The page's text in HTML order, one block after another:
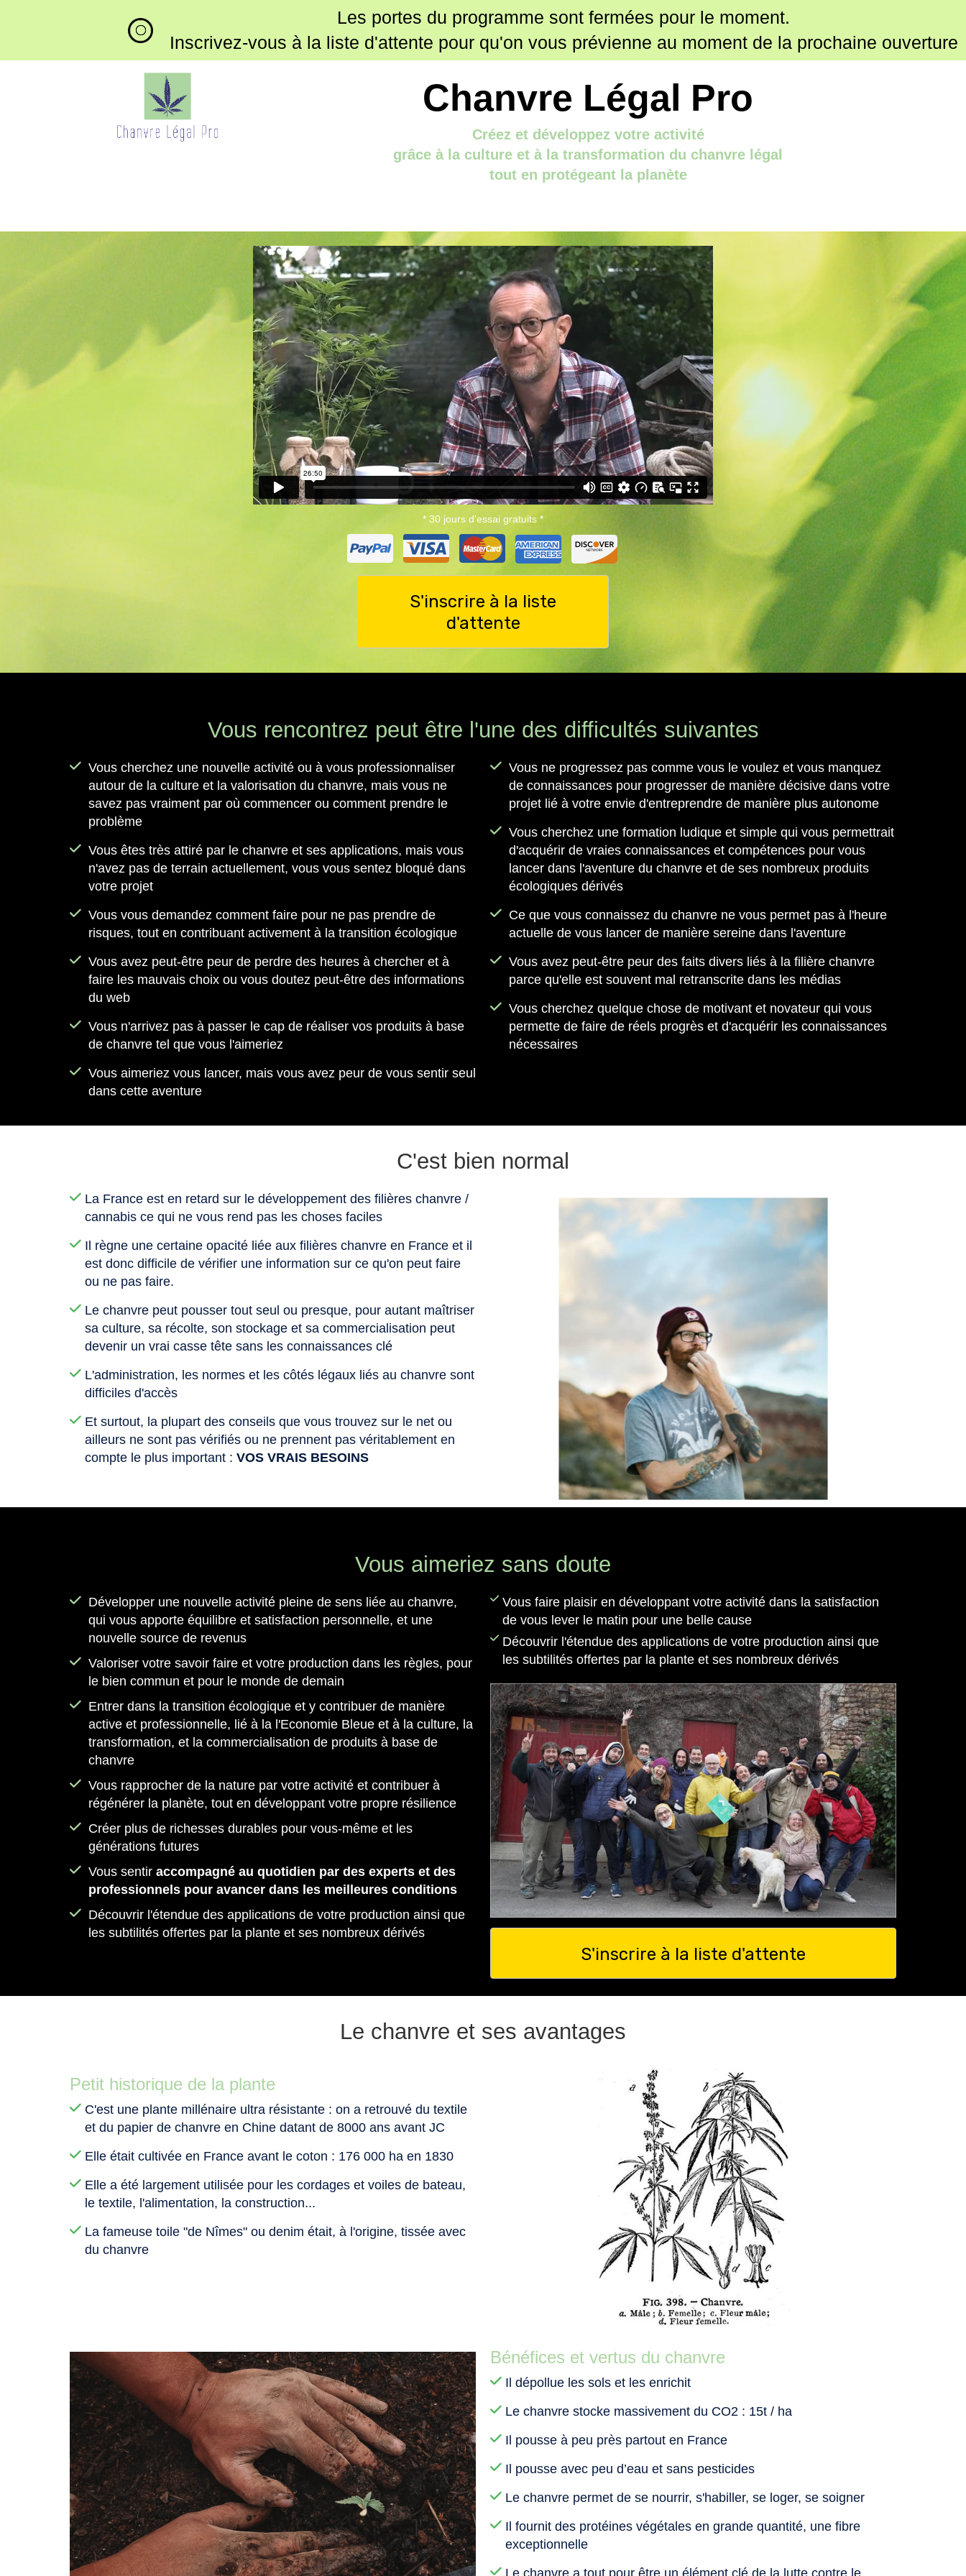
Les portes du programme sont fermées pour le moment.
Inscrivez-vous à la liste d'attente pour qu'on vous prévienne au moment de la prochaine ouverture
Chanvre Légal Pro
Créez et développez votre activité
grâce à la culture et à la transformation du chanvre légal
tout en protégeant la planète
* 30 jours d'essai gratuits *
S'inscrire à la liste
d'attente
Vous rencontrez peut être l'une des difficultés suivantes
Vous cherchez une nouvelle activité ou à vous professionnaliser
autour de la culture et la valorisation du chanvre, mais vous ne
savez pas vraiment par où commencer ou comment prendre le
problème
Vous êtes très attiré par le chanvre et ses applications, mais vous
n'avez pas de terrain actuellement, vous vous sentez bloqué dans
votre projet
Vous vous demandez comment faire pour ne pas prendre de
risques, tout en contribuant activement à la transition écologique
Vous avez peut-être peur de perdre des heures à chercher et à
faire les mauvais choix ou vous doutez peut-être des informations
du web
Vous n'arrivez pas à passer le cap de réaliser vos produits à base
de chanvre tel que vous l'aimeriez
Vous aimeriez vous lancer, mais vous avez peur de vous sentir seul
dans cette aventure
Vous ne progressez pas comme vous le voulez et vous manquez
de connaissances pour progresser de manière décisive dans votre
projet lié à votre envie d'entreprendre de manière plus autonome
Vous cherchez une formation ludique et simple qui vous permettrait
d'acquérir de vraies connaissances et compétences pour vous
lancer dans l'aventure du chanvre et de ses nombreux produits
écologiques dérivés
Ce que vous connaissez du chanvre ne vous permet pas à l'heure
actuelle de vous lancer de manière sereine dans l'aventure
Vous avez peut-être peur des faits divers liés à la filière chanvre
parce qu'elle est souvent mal retranscrite dans les médias
Vous cherchez quelque chose de motivant et novateur qui vous
permette de faire de réels progrès et d'acquérir les connaissances
nécessaires
C'est bien normal
La France est en retard sur le développement des filières chanvre /
cannabis ce qui ne vous rend pas les choses faciles
Il règne une certaine opacité liée aux filières chanvre en France et il
est donc difficile de vérifier une information sur ce qu'on peut faire
ou ne pas faire.
Le chanvre peut pousser tout seul ou presque, pour autant maîtriser
sa culture, sa récolte, son stockage et sa commercialisation peut
devenir un vrai casse tête sans les connaissances clé
L'administration, les normes et les côtés légaux liés au chanvre sont
difficiles d'accès
Et surtout, la plupart des conseils que vous trouvez sur le net ou
ailleurs ne sont pas vérifiés ou ne prennent pas véritablement en
compte le plus important : VOS VRAIS BESOINS
Vous aimeriez sans doute
Développer une nouvelle activité pleine de sens liée au chanvre,
qui vous apporte équilibre et satisfaction personnelle, et une
nouvelle source de revenus
Valoriser votre savoir faire et votre production dans les règles, pour
le bien commun et pour le monde de demain
Entrer dans la transition écologique et y contribuer de manière
active et professionnelle, lié à la l'Economie Bleue et à la culture, la
transformation, et la commercialisation de produits à base de
chanvre
Vous rapprocher de la nature par votre activité et contribuer à
régénérer la planète, tout en développant votre propre résilience
Créer plus de richesses durables pour vous-même et les
générations futures
Vous sentir accompagné au quotidien par des experts et des
professionnels pour avancer dans les meilleures conditions
Découvrir l'étendue des applications de votre production ainsi que
les subtilités offertes par la plante et ses nombreux dérivés
Vous faire plaisir en développant votre activité dans la satisfaction
de vous lever le matin pour une belle cause
Découvrir l'étendue des applications de votre production ainsi que
les subtilités offertes par la plante et ses nombreux dérivés
S'inscrire à la liste d'attente
Le chanvre et ses avantages
Petit historique de la plante
C'est une plante millénaire ultra résistante : on a retrouvé du textile
et du papier de chanvre en Chine datant de 8000 ans avant JC
Elle était cultivée en France avant le coton : 176 000 ha en 1830
Elle a été largement utilisée pour les cordages et voiles de bateau,
le textile, l'alimentation, la construction...
La fameuse toile "de Nîmes" ou denim était, à l'origine, tissée avec
du chanvre
Bénéfices et vertus du chanvre
Il dépollue les sols et les enrichit
Le chanvre stocke massivement du CO2 : 15t / ha
Il pousse à peu près partout en France
Il pousse avec peu d’eau et sans pesticides
Le chanvre permet de se nourrir, s'habiller, se loger, se soigner
Il fournit des protéines végétales en grande quantité, une fibre
exceptionnelle